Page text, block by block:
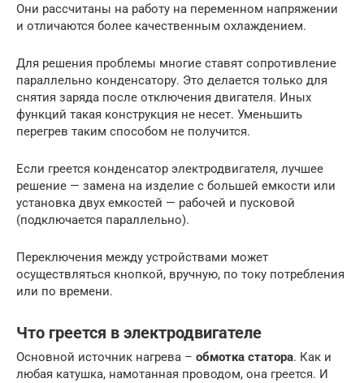
Они рассчитаны на работу на переменном напряжении
и отличаются более качественным охлаждением.
Для решения проблемы многие ставят сопротивление
параллельно конденсатору. Это делается только для
снятия заряда после отключения двигателя. Иных
функций такая конструкция не несет. Уменьшить
перегрев таким способом не получится.
Если греется конденсатор электродвигателя, лучшее
решение — замена на изделие с большей емкости или
установка двух емкостей — рабочей и пусковой
(подключается параллельно).
Переключения между устройствами может
осуществляться кнопкой, вручную, по току потребления
или по времени.
Что греется в электродвигателе
Основной источник нагрева – обмотка статора. Как и
любая катушка, намотанная проводом, она греется. И